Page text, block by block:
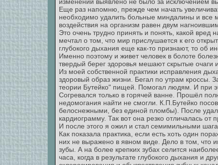
Еще раз напомню, прежде чем начать
необходимо удалить больные миндалины и все
воздействия на организм равен двум
Это очень трудно принять и понять, какой
мечтал о том, что мир прислушается к его
глубокого дыхания еще как-то признают, то об
Именно поэтому и живет человек в болоте
твердый берег здоровья мешают скрытые очаги
Из моей собственной практики исправления
здоровый образ жизни. Бегал по утрам кроссы.
теории Бутейко" пищей. Помогал людям. И при
Согревался только в горячей ванне. Прошёл
недомогания найти не смогли. К.П.Бутейко
белоснежными, без единой пломбы). После
кардиограмму. Так вот она резко отличалась
И после этого я ожил и стал семимильными
Как показала практика, если есть хоть один
них не выражено в явном виде. Дело в том, что
зубы. А на более крепких зубах селится
часа, когда в результате глубокого дыхания и